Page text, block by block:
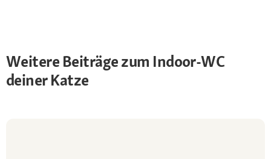
Weitere Beiträge zum Indoor-WC
deiner Katze